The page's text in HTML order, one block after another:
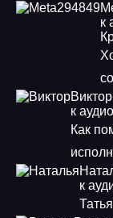
к
Виктор
к
Как
к